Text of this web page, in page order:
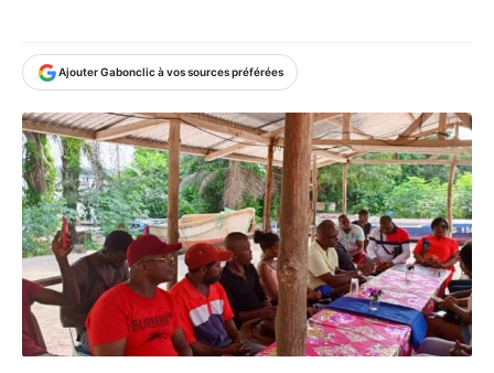
Ajouter Gabonclic à vos sources préférées